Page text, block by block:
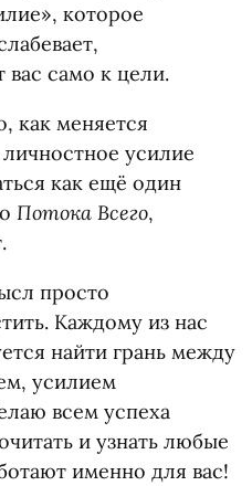
которое
вас само к цели.
как меняется
усилие
как ещё один
Потока Всего,
просто
Каждому из нас
найти грань между
усилием
всем успеха
и узнать любые
именно для вас!